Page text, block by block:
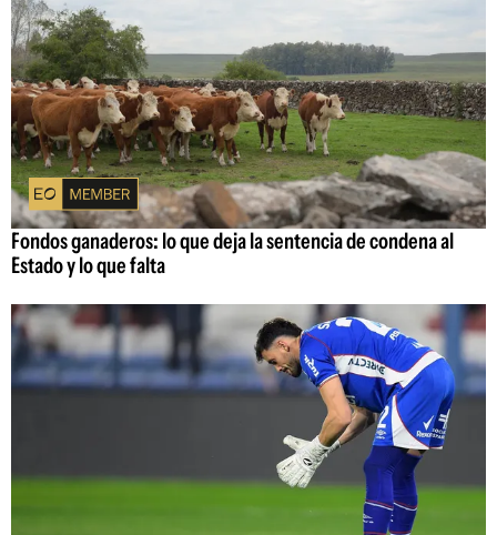
Fondos ganaderos: lo que deja la sentencia de condena al
Estado y lo que falta